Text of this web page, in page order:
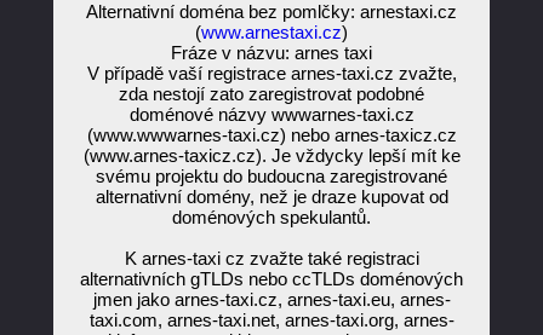
Alternativní doména bez pomlčky: arnestaxi.cz
(www.arnestaxi.cz)
Fráze v názvu: arnes taxi
V případě vaší registrace arnes-taxi.cz zvažte,
zda nestojí zato zaregistrovat podobné
doménové názvy wwwarnes-taxi.cz
(www.wwwarnes-taxi.cz) nebo arnes-taxicz.cz
(www.arnes-taxicz.cz). Je vždycky lepší mít ke
svému projektu do budoucna zaregistrované
alternativní domény, než je draze kupovat od
doménových spekulantů.
K arnes-taxi cz zvažte také registraci
alternativních gTLDs nebo ccTLDs doménových
jmen jako arnes-taxi.cz, arnes-taxi.eu, arnes-
taxi.com, arnes-taxi.net, arnes-taxi.org, arnes-